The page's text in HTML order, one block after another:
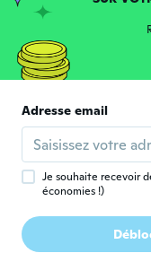
O
Inscrit
Billig
il y a 6 ans
J Jacqueline
Inscrit
It was
Adresse email
Je souhaite recevoir
économies !)